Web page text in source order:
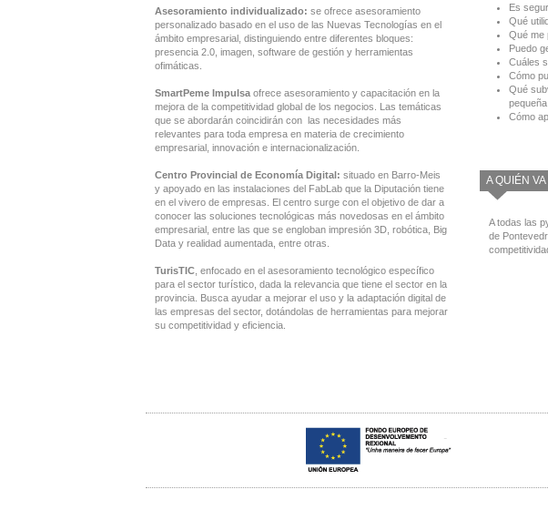
Asesoramiento individualizado: se ofrece asesoramiento
personalizado basado en el uso de las Nuevas Tecnologías en el
ámbito empresarial, distinguiendo entre diferentes bloques:
presencia 2.0, imagen, software de gestión y herramientas
ofimáticas.
SmartPeme Impulsa ofrece asesoramiento y capacitación en la
mejora de la competitividad global de los negocios. Las temáticas
que se abordarán coincidirán con las necesidades más
relevantes para toda empresa en materia de crecimiento
empresarial, innovación e internacionalización.
Centro Provincial de Economía Digital: situado en Barro-Meis
y apoyado en las instalaciones del FabLab que la Diputación tiene
en el vivero de empresas. El centro surge con el objetivo de dar a
conocer las soluciones tecnológicas más novedosas en el ámbito
empresarial, entre las que se engloban impresión 3D, robótica, Big
Data y realidad aumentada, entre otras.
TurisTIC , enfocado en el asesoramiento tecnológico específico
para el sector turístico, dada la relevancia que tiene el sector en la
provincia. Busca ayudar a mejorar el uso y la adaptación digital de
las empresas del sector, dotándolas de herramientas para mejorar
su competitividad y eficiencia.
Es
Qué
Qué me
Puedo
Cuáles
Cómo
Qué
Cómo
A QUIÉN
A todas las
de